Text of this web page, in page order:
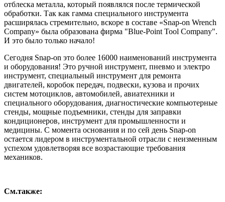
отблеска металла, который появлялся после термической
обработки. Так как гамма специального инструмента
расширялась стремительно, вскоре в составе «Snap-on Wrench
Company» была образована фирма "Blue-Point Tool Company".
И это было только начало!
Сегодня Snap-on это более 16000 наименований инструмента
и оборудования! Это ручной инструмент, пневмо и электро
инструмент, специальный инструмент для ремонта
двигателей, коробок передач, подвески, кузова и прочих
систем мотоциклов, автомобилей, авиатехники и
специального оборудования, диагностические компьютерные
стенды, мощные подъемники, стенды для заправки
кондиционеров, инструмент для промышленности и
медицины. С момента основания и по сей день Snap-on
остается лидером в инструментальной отрасли с неизменным
успехом удовлетворяя все возрастающие требования
механиков.
См.также: